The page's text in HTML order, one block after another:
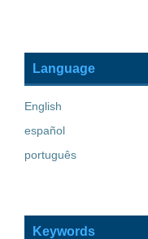
Language
English
español
português
Keywords